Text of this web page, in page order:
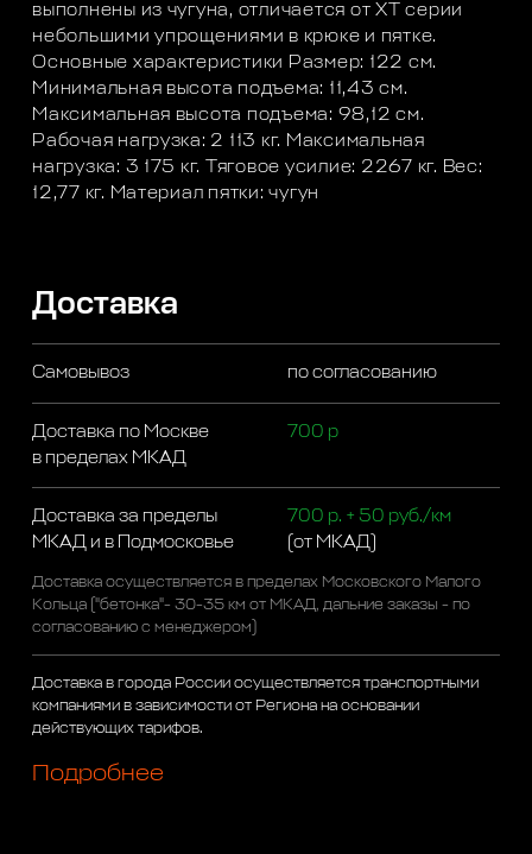
выполнены из чугуна, отличается от XT серии
небольшими упрощениями в крюке и пятке.
Основные характеристики Размер: 122 см.
Минимальная высота подъема: 11,43 см.
Максимальная высота подъема: 98,12 см.
Рабочая нагрузка: 2 113 кг. Максимальная
нагрузка: 3 175 кг. Тяговое усилие: 2267 кг. Вес:
12,77 кг. Материал пятки: чугун
Доставка
Самовывоз по согласованию
Доставка по Москве
в пределах МКАД
700 р
Доставка за пределы
МКАД и в Подмосковье
700 р. + 50 руб./км
(от МКАД)
Доставка осуществляется в пределах Московского Малого
Кольца ("бетонка"- 30-35 км от МКАД, дальние заказы - по
согласованию с менеджером)
Доставка в города России осуществляется транспортными
компаниями в зависимости от Региона на основании
действующих тарифов.
Подробнее